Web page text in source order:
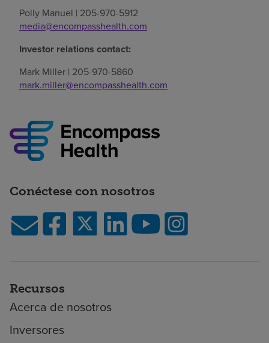
Polly Manuel | 205-970-5912
media@encompasshealth.com
Investor relations contact:
Mark Miller | 205-970-5860
mark.miller@encompasshealth.com
Conéctese con nosotros
Recursos
Acerca de nosotros
Inversores